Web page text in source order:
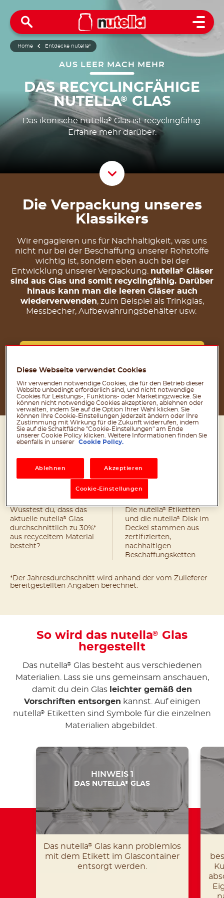
Open
Home Entdecke nutella®
AUS LEER MACH MEHR
DAS RECYCLINGFÄHIGE
NUTELLA® GLAS
Das ikonische nutella® Glas ist recyclingfähig.
Erfahre mehr darüber.
Scroll
Die Verpackung unseres
Klassikers
Wir engagieren uns für Nachhaltigkeit, was uns
nicht nur bei der Beschaffung unserer Rohstoffe
wichtig ist, sondern eben auch bei der
Entwicklung unserer Verpackung. nutella®
Gläser
sind aus Glas und somit recyclingfähig. Darüber
hinaus kann man die leeren Gläser auch
wiederverwenden, zum Beispiel als Trinkglas,
Messbecher, Aufbewahrungsbehälter usw.
Wusstest du, dass das
aktuelle nutella® Glas
durchschnittlich zu 30%*
aus recyceltem Material
besteht?
Das Papier
Die nutella®
Etiketten
und die nutella®
Disk im
Deckel stammen aus
zertifizierten,
nachhaltigen
Beschaffungsketten.
*Der Jahresdurchschnitt wird anhand der vom Zulieferer
bereitgestellten Angaben berechnet.
So wird das nutella®
Glas
hergestellt
Das nutella® Glas besteht aus verschiedenen
Materialien. Lass sie uns gemeinsam anschauen,
damit du dein Glas leichter gemäß den
Vorschriften entsorgen kannst. Auf einigen
nutella®
Etiketten sind Symbole für die einzelnen
Materialien abgebildet.
HINWEIS 1
DAS NUTELLA® GLAS
Das nutella® Glas kann problemlos
mit dem Etikett im Glascontainer
entsorgt werden.
Diese Webseite verwendet Cookies
Wir verwenden notwendige Cookies, die für den Betrieb dieser
Website unbedingt erforderlich sind, und nicht notwendige
Cookies für Leistungs-, Funktions- oder Marketingzwecke. Sie
können nicht notwendige Cookies akzeptieren, ablehnen oder
verwalten, indem Sie auf die Option Ihrer Wahl klicken. Sie
können Ihre Cookie-Einstellungen jederzeit ändern oder Ihre
Zustimmung mit Wirkung für die Zukunft widerrufen, indem
Sie auf die Schaltfläche "Cookie-Einstellungen" am Ende
unserer Cookie Policy klicken. Weitere Informationen finden Sie
ebenfalls in unserer
Cookie Policy.
Ablehnen Akzeptieren
Cookie-Einstellungen